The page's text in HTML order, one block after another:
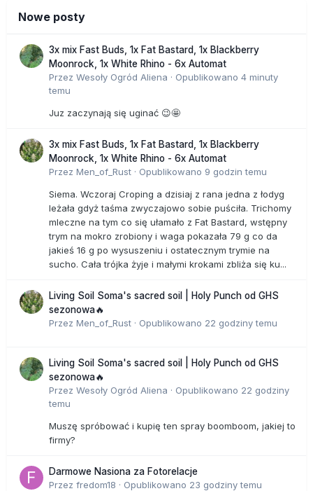
Nowe posty
3x mix Fast Buds, 1x Fat Bastard, 1x Blackberry
Moonrock, 1x White Rhino - 6x Automat
Przez Wesoły Ogród Aliena · Opublikowano 4 minuty
temu
Juz zaczynają się uginać 😉🤩
3x mix Fast Buds, 1x Fat Bastard, 1x Blackberry
Moonrock, 1x White Rhino - 6x Automat
Przez Men_of_Rust · Opublikowano 9 godzin temu
Siema. Wczoraj Croping a dzisiaj z rana jedna z łodyg
leżała gdyż taśma zwyczajowo sobie puściła. Trichomy
mleczne na tym co się ułamało z Fat Bastard, wstępny
trym na mokro zrobiony i waga pokazała 79 g co da
jakieś 16 g po wysuszeniu i ostatecznym trymie na
sucho. Cała trójka żyje i małymi krokami zbliża się ku...
Living Soil Soma's sacred soil | Holy Punch od GHS
sezonowa🔥
Przez Men_of_Rust · Opublikowano 22 godziny temu
Living Soil Soma's sacred soil | Holy Punch od GHS
sezonowa🔥
Przez Wesoły Ogród Aliena · Opublikowano 22 godziny
temu
Muszę spróbować i kupię ten spray boomboom, jakiej to
firmy?
Darmowe Nasiona za Fotorelacje
Przez fredom18 · Opublikowano 23 godziny temu